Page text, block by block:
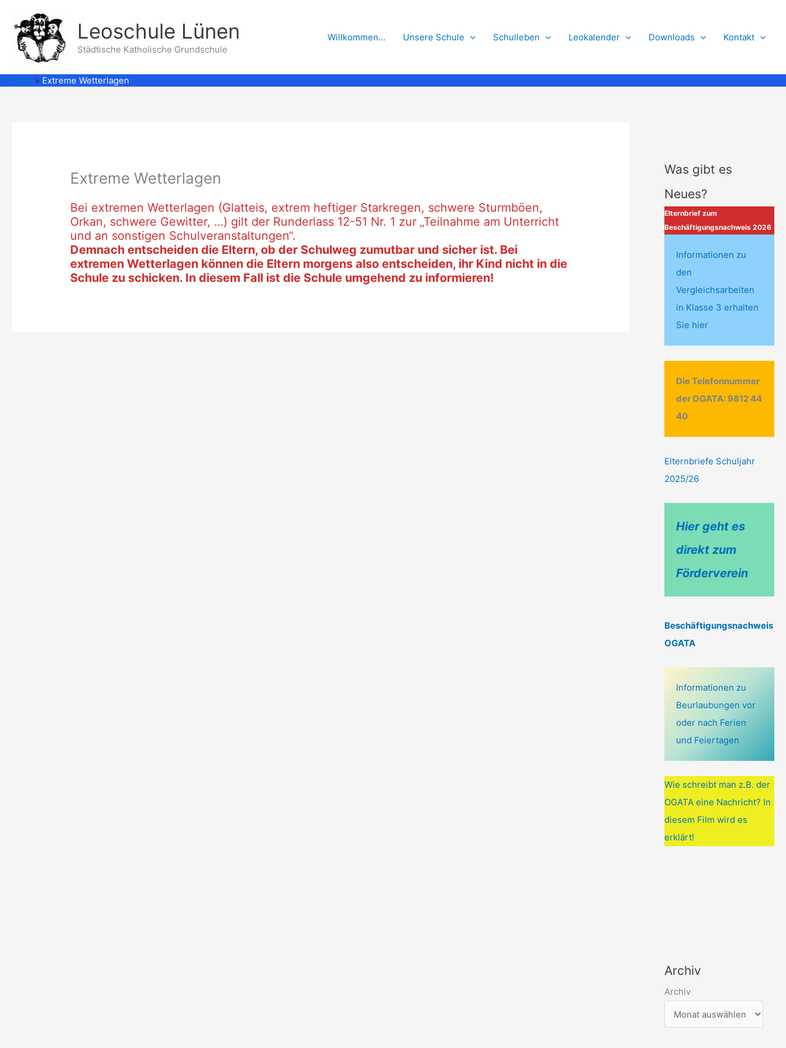
Inhalt
springen
Leoschule Lünen
Städtische Katholische Grundschule
Willkommen… Unsere Schule Schulleben Leokalender Downloads Kontakt
Start Extreme Wetterlagen
Extreme Wetterlagen
Bei extremen Wetterlagen (Glatteis, extrem heftiger Starkregen, schwere Sturmböen,
Orkan, schwere Gewitter, …) gilt der Runderlass 12-51 Nr. 1 zur „Teilnahme am Unterricht
und an sonstigen Schulveranstaltungen“.
Demnach entscheiden die Eltern, ob der Schulweg zumutbar und sicher ist. Bei
extremen Wetterlagen können die Eltern morgens also entscheiden, ihr Kind nicht in die
Schule zu schicken. In diesem Fall ist die Schule umgehend zu informieren!
Was gibt es
Neues?
Elternbrief zum
Beschäftigungsnachweis 2026
Informationen zu
den
Vergleichsarbeiten
in Klasse 3 erhalten
Sie hier
Die Telefonnummer
der OGATA: 9812 44
40
Elternbriefe Schuljahr
2025/26
Hier geht es
direkt zum
Förderverein
Beschäftigungsnachweis
OGATA
Informationen zu
Beurlaubungen vor
oder nach Ferien
und Feiertagen
Wie schreibt man z.B. der
OGATA eine Nachricht? In
diesem Film wird es
erklärt!
Archiv
Archiv